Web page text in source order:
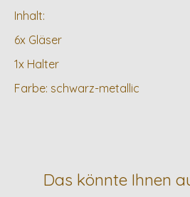
Inhalt:
6x Gläser
1x Halter
Farbe: schwarz-metallic
Das könnte Ihnen